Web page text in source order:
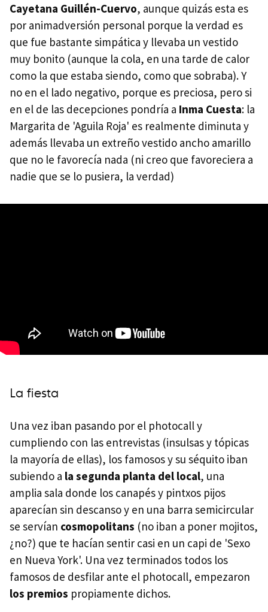
Cayetana Guillén-Cuervo, aunque quizás esta es
por animadversión personal porque la verdad es
que fue bastante simpática y llevaba un vestido
muy bonito (aunque la cola, en una tarde de calor
como la que estaba siendo, como que sobraba). Y
no en el lado negativo, porque es preciosa, pero si
en el de las decepciones pondría a Inma Cuesta: la
Margarita de 'Aguila Roja' es realmente diminuta y
además llevaba un extreño vestido ancho amarillo
que no le favorecía nada (ni creo que favoreciera a
nadie que se lo pusiera, la verdad)
La fiesta
Una vez iban pasando por el photocall y
cumpliendo con las entrevistas (insulsas y tópicas
la mayoría de ellas), los famosos y su séquito iban
subiendo a la segunda planta del local, una
amplia sala donde los canapés y pintxos pijos
aparecían sin descanso y en una barra semicircular
se servían cosmopolitans (no iban a poner mojitos,
¿no?) que te hacían sentir casi en un capi de 'Sexo
en Nueva York'. Una vez terminados todos los
famosos de desfilar ante el photocall, empezaron
los premios propiamente dichos.